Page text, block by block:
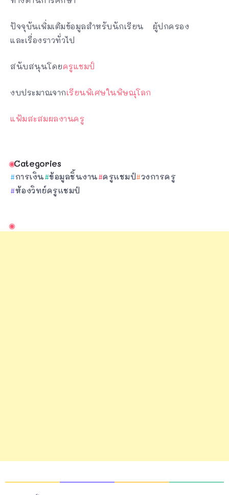
ปัจจุบันเพิ่มเติมข้อมูลสำหรับนักเรียน ผู้ปกครอง
และเรื่องราวทั่วไป
สนับสนุนโดยครูแชมป์
งบประมาณจากเรียนพิเศษในพิษณุโลก
แฟ้มสะสมผลงานครู
Categories
การเงิน ข้อมูลชิ้นงาน ครูแชมป์ วงการครู
ห้องวิทย์ครูแชมป์